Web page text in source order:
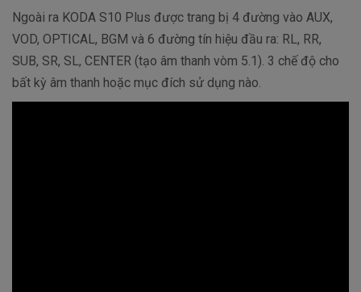
Ngoài ra KODA S10 Plus được trang bị 4 đường vào AUX,
VOD, OPTICAL, BGM và 6 đường tín hiệu đầu ra: RL, RR,
SUB, SR, SL, CENTER (tạo âm thanh vòm 5.1). 3 chế độ cho
bất kỳ âm thanh hoặc mục đích sử dụng nào.